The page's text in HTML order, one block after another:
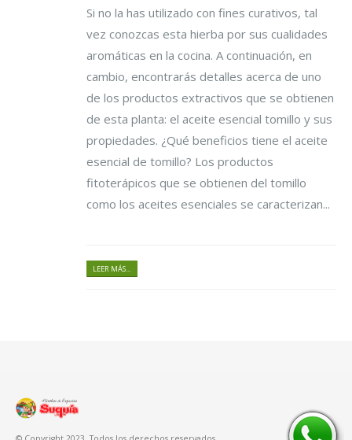
Si no la has utilizado con fines curativos, tal
vez conozcas esta hierba por sus cualidades
aromáticas en la cocina. A continuación, en
cambio, encontrarás detalles acerca de uno
de los productos extractivos que se obtienen
de esta planta: el aceite esencial tomillo y sus
propiedades. ¿Qué beneficios tiene el aceite
esencial de tomillo? Los productos
fitoterápicos que se obtienen del tomillo
como los aceites esenciales se caracterizan...
LEER MÁS...